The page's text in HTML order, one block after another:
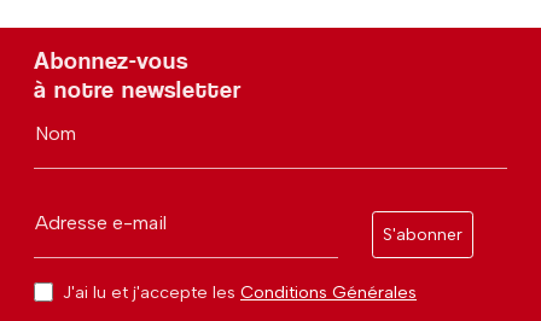
Abonnez-vous
à notre newsletter
Nom
Adresse e-mail
S'abonner
J'ai lu et j'accepte les Conditions Générales